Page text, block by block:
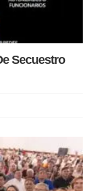
Secuestro